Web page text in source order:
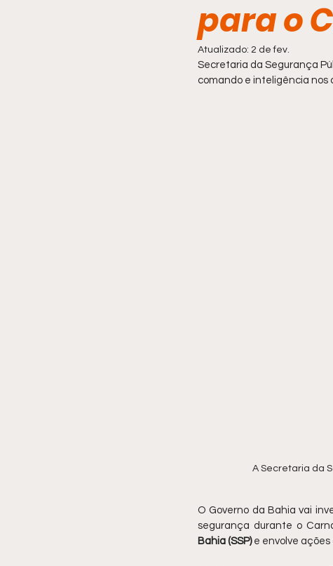
Comportamento
para o
Atualizado: 2 de fev.
Secretaria da Segurança
comando e inteligência nos
A Secretaria da
O Governo da Bahia vai
segurança durante o
Bahia (SSP) e envolve ações